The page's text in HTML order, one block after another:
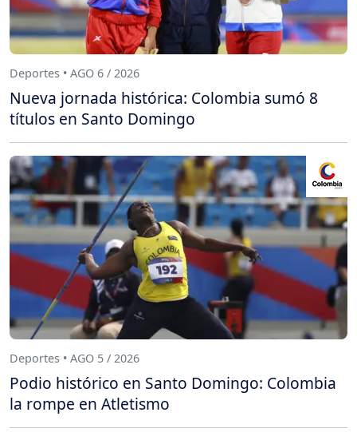
Deportes • AGO 6 / 2026
Nueva jornada histórica: Colombia sumó 8
títulos en Santo Domingo
Deportes • AGO 5 / 2026
Podio histórico en Santo Domingo: Colombia
la rompe en Atletismo